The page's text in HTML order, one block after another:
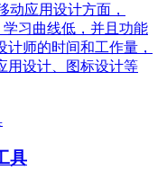
动应用设计方面，
学习曲线低，并且功能
师的时间和工作量，
用设计、图标设计等
具